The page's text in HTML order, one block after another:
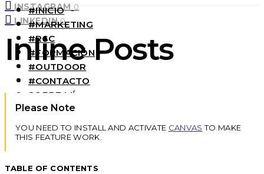
INSTAGRAM 0
LINKEDIN 0
#INICIO
#MARKETING
#RSC
#FORMACIÓN
#OUTDOOR
#CONTACTO
SOBRE MÍ
Inline Posts
Please Note
YOU NEED TO INSTALL AND ACTIVATE CANVAS TO MAKE
THIS FEATURE WORK.
TABLE OF CONTENTS